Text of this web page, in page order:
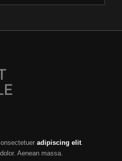
adipiscing elit.
Aenean massa.